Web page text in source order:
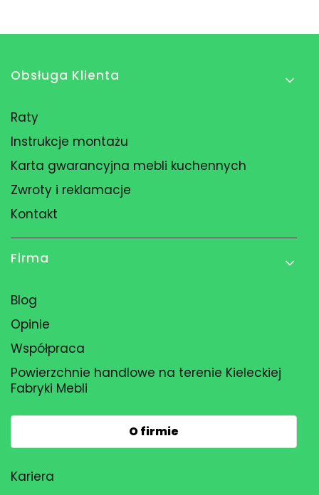
Linki w stopce
Obsługa Klienta
Raty
Instrukcje montażu
Karta gwarancyjna mebli kuchennych
Zwroty i reklamacje
Kontakt
Firma
Blog
Opinie
Współpraca
Powierzchnie handlowe na terenie Kieleckiej
Fabryki Mebli
O firmie
Kariera